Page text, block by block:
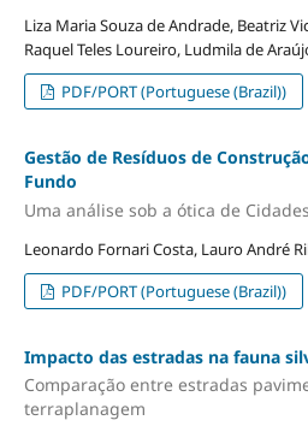
Liza Maria Souza de Andrade, Beatriz
Raquel Teles Loureiro, Ludmila de
PDF/PORT (Portuguese (Brazil))
Gestão de Resíduos de
Fundo
Uma análise sob a ótica de
Leonardo Fornari Costa, Lauro André
PDF/PORT (Portuguese (Brazil))
Impacto das estradas na fauna
Comparação entre estradas
terraplanagem